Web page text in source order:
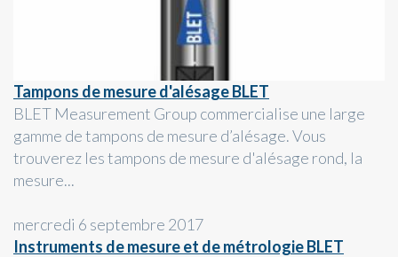
Tampons de mesure d'alésage BLET
BLET Measurement Group commercialise une large
gamme de tampons de mesure d’alésage. Vous
trouverez les tampons de mesure d'alésage rond, la
mesure...
mercredi 6 septembre 2017
Instruments de mesure et de métrologie BLET